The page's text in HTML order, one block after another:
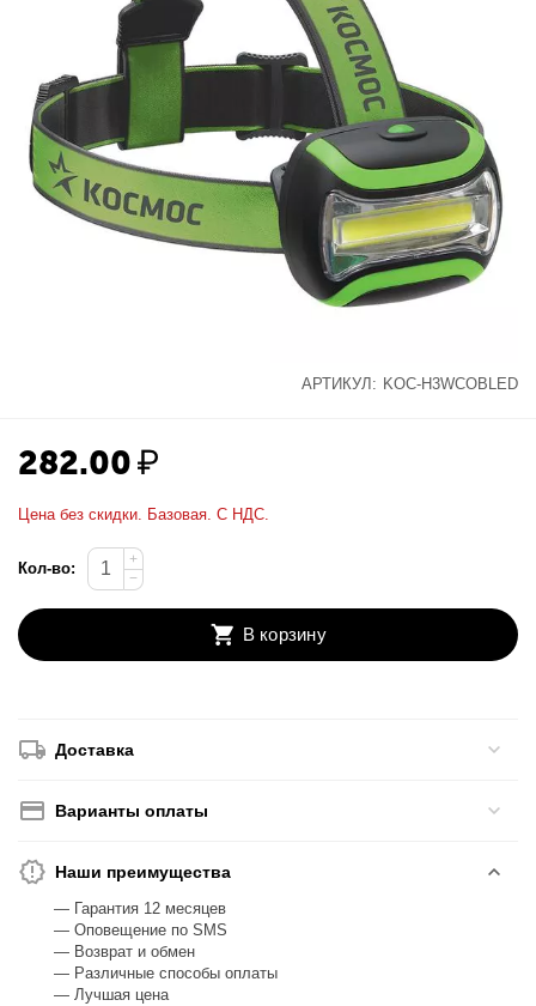
АРТИКУЛ: KOC-H3WCOBLED
282.00₽
Цена без скидки. Базовая. С НДС.
Кол-во:
+
−
В корзину
Доставка
Варианты оплаты
Наши преимущества
— Гарантия 12 месяцев
— Оповещение по SMS
— Возврат и обмен
— Различные способы оплаты
— Лучшая цена